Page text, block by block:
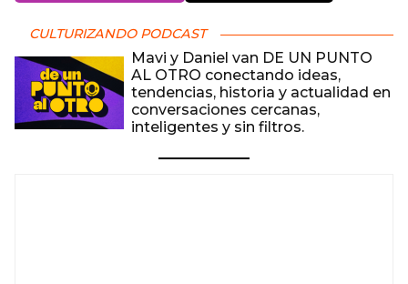
CULTURIZANDO PODCAST
Mavi y Daniel van DE UN PUNTO
AL OTRO conectando ideas,
tendencias, historia y actualidad en
conversaciones cercanas,
inteligentes y sin filtros.